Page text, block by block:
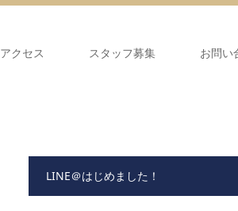
アクセス スタッフ募集 お問い
LINE＠はじめました！